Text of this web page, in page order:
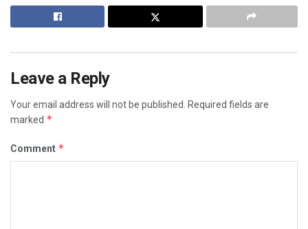
Leave a Reply
Your email address will not be published.
Required fields are
marked *
Comment *